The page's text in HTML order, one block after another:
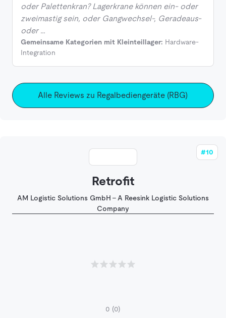
oder Palettenkran? Lagerkrane können ein- oder
zweimastig sein, oder Gangwechsel-, Geradeaus-
oder …
Gemeinsame Kategorien mit Kleinteillager: Hardware-
Integration
Alle Reviews zu Regalbediengeräte (RBG)
#10
Retrofit
AM Logistic Solutions GmbH - A Reesink Logistic Solutions
Company
0 (0)